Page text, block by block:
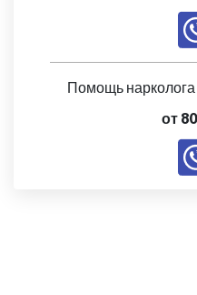
Помощь
от